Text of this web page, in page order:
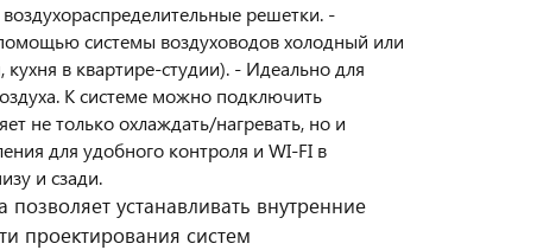
решетки. -
системы воздуховодов холодный или
в квартире-студии). - Идеально для
К системе можно подключить
не только охлаждать/нагревать, но и
для удобного контроля и WI-FI в
и сзади.
устанавливать внутренние
проектирования систем